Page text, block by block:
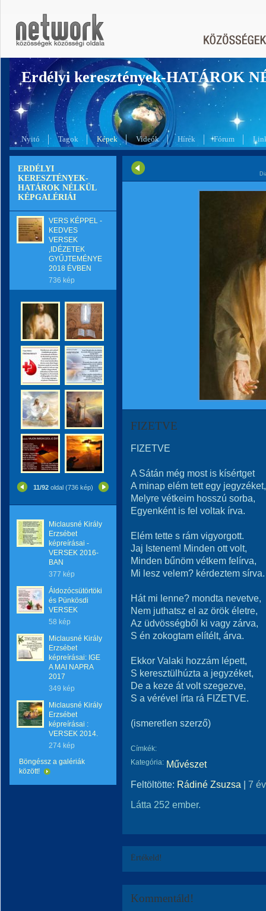
Erdélyi keresztények-HATÁROK
Nyitó Tagok Képek Videók Hírek Fórum
ERDÉLYI
KERESZTÉNYEK-
HATÁROK NÉLKÜL
KÉPGALÉRIÁI
VERS KÉPPEL -
KEDVES
VERSEK
,IDÉZETEK
GYŰJTEMÉNYE
2018 ÉVBEN
736 kép
11/92oldal (736 kép)
Miclausné Király
Erzsébet
képreírásai -
VERSEK 2016-
BAN
377 kép
Áldozócsütörtöki
és Pünkösdi
VERSEK
58 kép
Miclausné Király
Erzsébet
képreírásai: IGE
A MAI NAPRA
2017
349 kép
Miclausné Király
Erzsébet
képreírásai :
VERSEK 2014.
274 kép
Böngéssz a galériák
között!
FIZETVE
FIZETVE
A Sátán még most is kísértget
A minap elém tett egy jegyzéket,
Melyre vétkeim hosszú sorba,
Egyenként is fel voltak írva.
Elém tette s rám vigyorgott.
Jaj Istenem! Minden ott volt,
Minden bűnöm vétkem felírva,
Mi lesz velem? kérdeztem sírva.
Hát mi lenne? mondta nevetve,
Nem juthatsz el az örök életre,
Az üdvösségből ki vagy zárva,
S én zokogtam elítélt, árva.
Ekkor Valaki hozzám lépett,
S keresztülhúzta a jegyzéket,
De a keze át volt szegezve,
S a vérével írta rá FIZETVE.
(ismeretlen szerző)
Címkék:
Kategória: Művészet
Feltöltötte: Rádiné Zsuzsa | 7
Látta 252 ember.
Értékeld!
Kommentáld!